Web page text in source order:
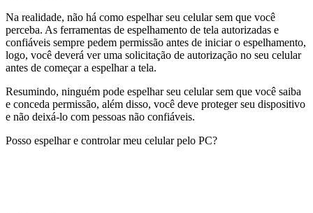
Na realidade, não há como espelhar seu celular sem que você
perceba. As ferramentas de espelhamento de tela autorizadas e
confiáveis sempre pedem permissão antes de iniciar o espelhamento,
logo, você deverá ver uma solicitação de autorização no seu celular
antes de começar a espelhar a tela.
Resumindo, ninguém pode espelhar seu celular sem que você saiba
e conceda permissão, além disso, você deve proteger seu dispositivo
e não deixá-lo com pessoas não confiáveis.
Posso espelhar e controlar meu celular pelo PC?